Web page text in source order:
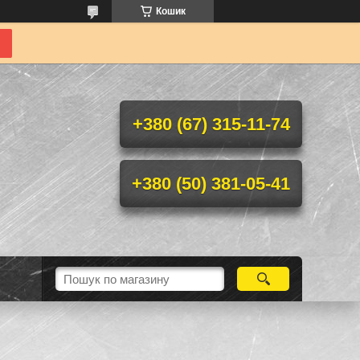
Кошик
+380 (67) 315-11-74
+380 (50) 381-05-41